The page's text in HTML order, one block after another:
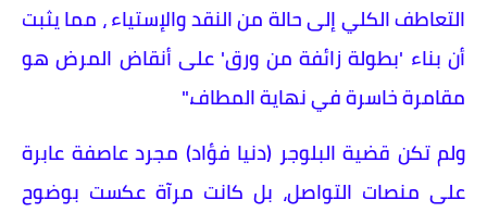
التعاطف الكلي إلى حالة من النقد والإستياء ، مما يثبت
أن بناء 'بطولة زائفة من ورق' على أنقاض المرض هو
مقامرة خاسرة في نهاية المطاف."
ولم تكن قضية البلوجر (دنيا فؤاد) مجرد عاصفة عابرة
على منصات التواصل، بل كانت مرآة عكست بوضوح